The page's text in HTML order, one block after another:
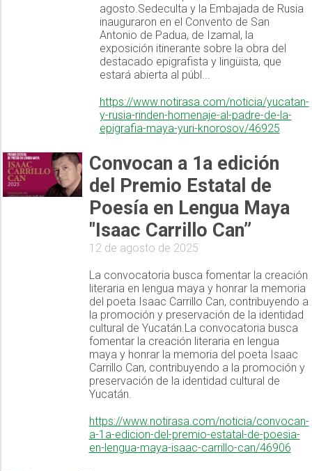
agosto.Sedeculta y la Embajada de Rusia
inauguraron en el Convento de San
Antonio de Padua, de Izamal, la
exposición itinerante sobre la obra del
destacado epigrafista y lingüista, que
estará abierta al públ...
https://www.notirasa.com/noticia/yucatan-
y-rusia-rinden-homenaje-al-padre-de-la-
epigrafia-maya-yuri-knorosov/46925
Convocan a 1a edición
del Premio Estatal de
Poesía en Lengua Maya
"Isaac Carrillo Can”
12 de agosto de 2025
La convocatoria busca fomentar la creación
literaria en lengua maya y honrar la memoria
del poeta Isaac Carrillo Can, contribuyendo a
la promoción y preservación de la identidad
cultural de Yucatán.La convocatoria busca
fomentar la creación literaria en lengua
maya y honrar la memoria del poeta Isaac
Carrillo Can, contribuyendo a la promoción y
preservación de la identidad cultural de
Yucatán.
https://www.notirasa.com/noticia/convocan-
a-1a-edicion-del-premio-estatal-de-poesia-
en-lengua-maya-isaac-carrillo-can/46906